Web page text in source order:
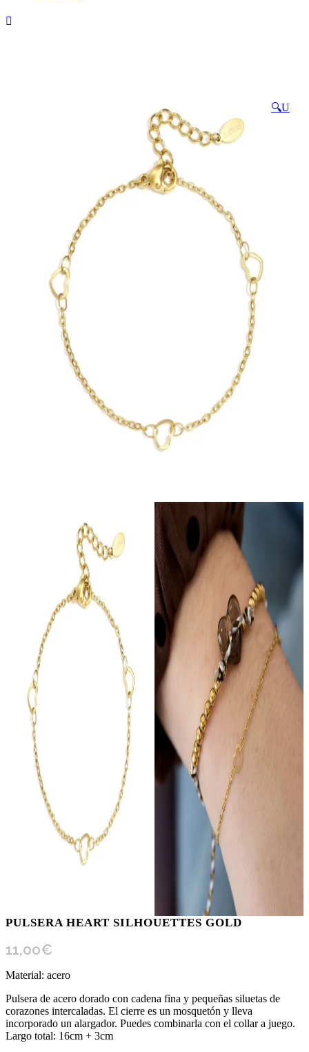
🔍
PULSERA HEART SILHOUETTES GOLD
11,00€
Material: acero
Pulsera de acero dorado con cadena fina y pequeñas siluetas de
corazones intercaladas. El cierre es un mosquetón y lleva
incorporado un alargador. Puedes combinarla con el collar a juego.
Largo total: 16cm + 3cm